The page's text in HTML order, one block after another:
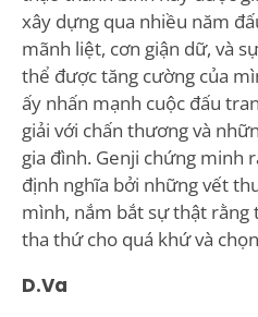
xây dựng qua nhiều năm
mãnh liệt, cơn giận dữ, và
thể được tăng cường của
ấy nhấn mạnh cuộc đấu
giải với chấn thương và
gia đình. Genji chứng minh
định nghĩa bởi những vết
mình, nắm bắt sự thật
tha thứ cho quá khứ và
D.Va